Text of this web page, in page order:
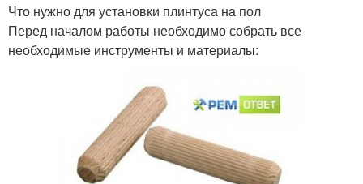
Что нужно для установки плинтуса на пол
Перед началом работы необходимо собрать все
необходимые инструменты и материалы: